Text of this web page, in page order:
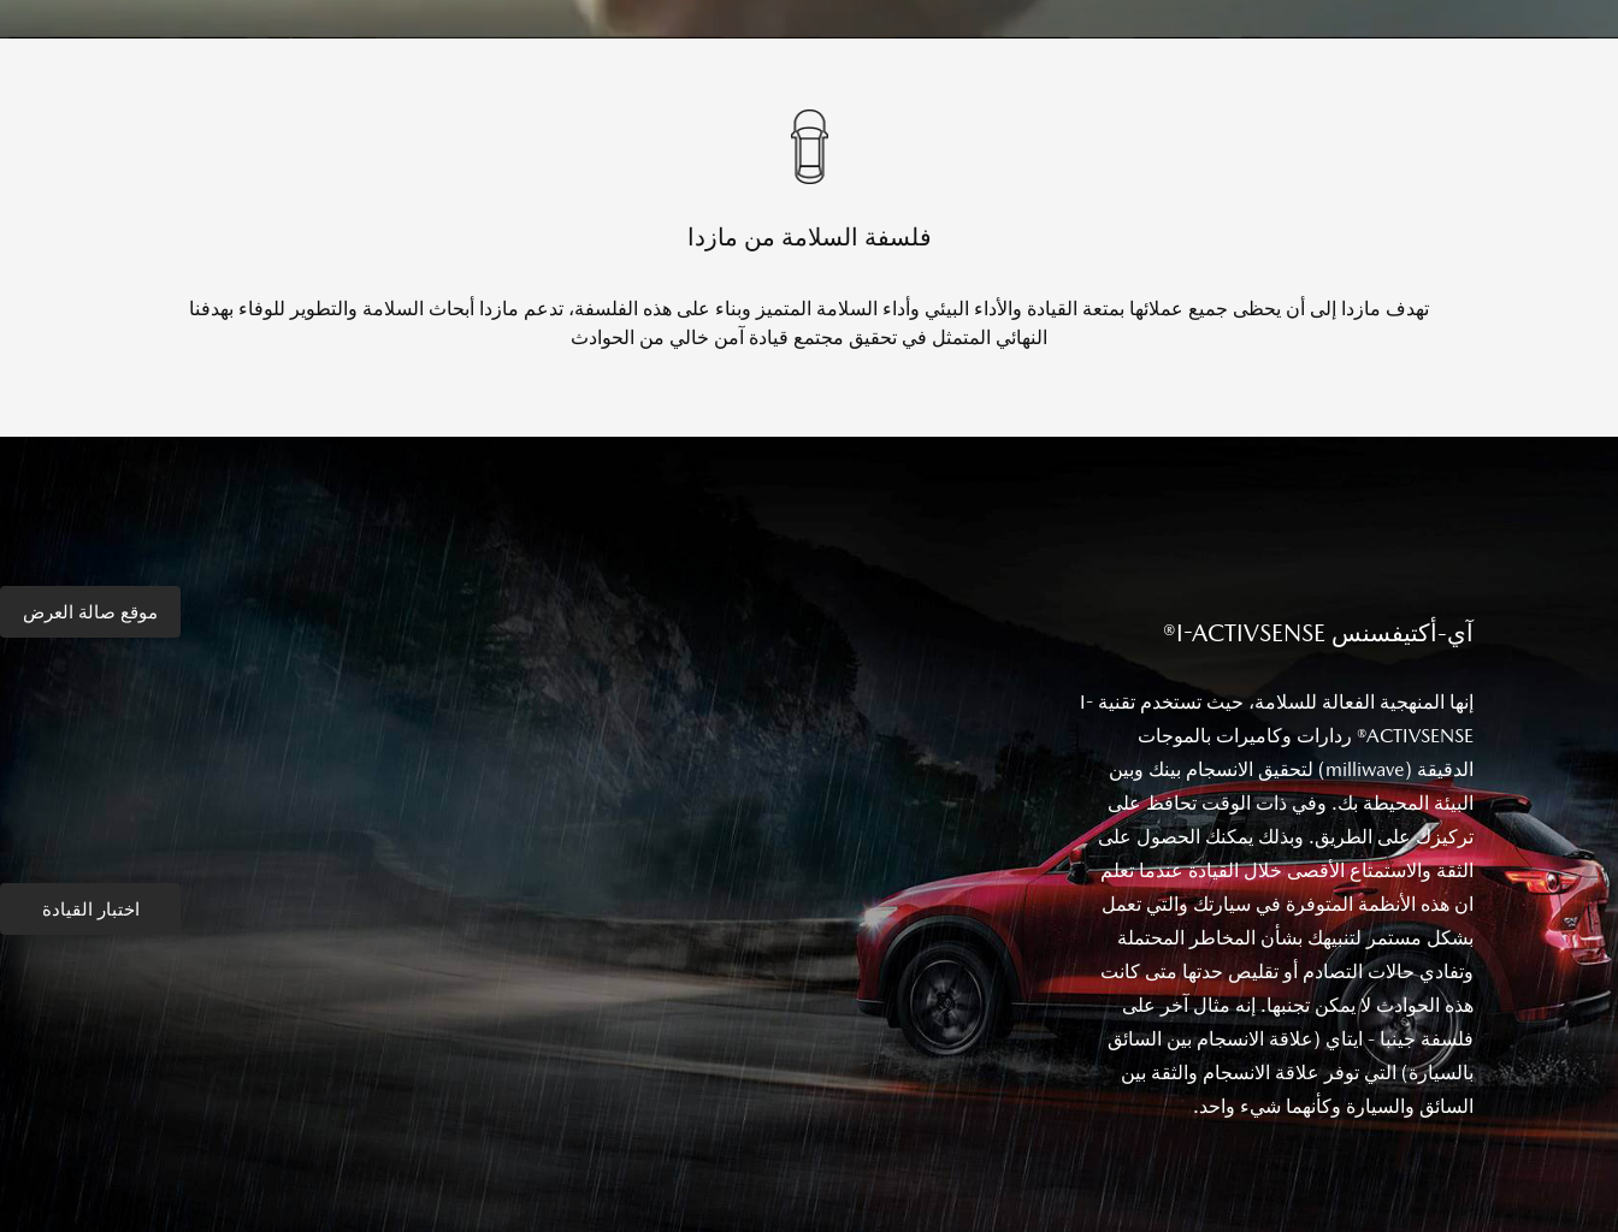
موقع صالة العرض
اختبار القيادة
فلسفة السلامة من مازدا
تهدف مازدا إلى أن يحظى جميع عملائها بمتعة القيادة والأداء البيئي وأداء السلامة المتميز وبناء على هذه الفلسفة، تدعم مازدا أبحاث السلامة والتطوير للوفاء بهدفنا
النهائي المتمثل في تحقيق مجتمع قيادة آمن خالي من الحوادث
آي-أكتيفسنس I-ACTIVSENSE®
إنها المنهجية الفعالة للسلامة، حيث تستخدم تقنية I-
ACTIVSENSE® ردارات وكاميرات بالموجات
الدقيقة (milliwave) لتحقيق الانسجام بينك وبين
البيئة المحيطة بك. وفي ذات الوقت تحافظ على
تركيزك على الطريق. وبذلك يمكنك الحصول على
الثقة والاستمتاع الأقصى خلال القيادة عندما تعلم
ان هذه الأنظمة المتوفرة في سيارتك والتي تعمل
بشكل مستمر لتنبيهك بشأن المخاطر المحتملة
وتفادي حالات التصادم أو تقليص حدتها متى كانت
هذه الحوادث لا يمكن تجنبها. إنه مثال آخر على
فلسفة جينبا - ايتاي (علاقة الانسجام بين السائق
بالسيارة) التي توفر علاقة الانسجام والثقة بين
السائق والسيارة وكأنهما شيء واحد.